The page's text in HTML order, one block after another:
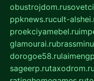
obustrojdom.ru
ppknews.rucult-
proekciyamebel.ru
glamourai.ru
dorogoe58.ru
sageerp.rutaxodrom.ru